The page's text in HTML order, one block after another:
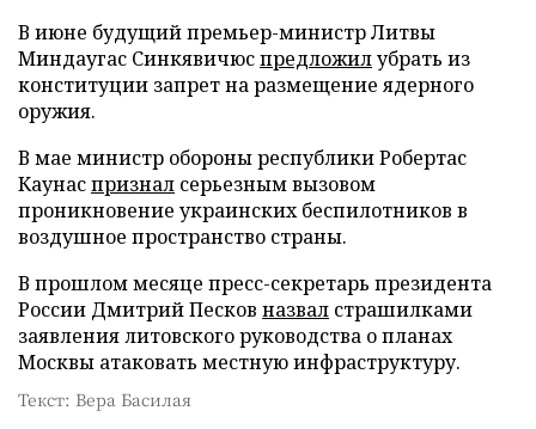
В июне будущий премьер-министр Литвы
Миндаугас Синкявичюспредложилубрать из
конституции запрет на размещение ядерного
оружия.
В мае министр обороны республики Робертас
Каунаспризнал серьезным вызовом
проникновение украинских беспилотников в
воздушное пространство страны.
В прошлом месяце пресс-секретарь президента
России Дмитрий Песков назвал страшилками
заявления литовского руководства о планах
Москвы атаковать местную инфраструктуру.
Текст: Вера Басилая